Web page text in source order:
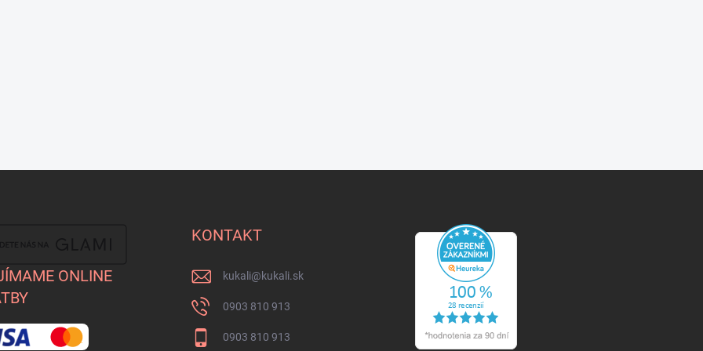
ONLINE
KONTAKT
kukali@kukali.sk
0903 810 913
0903 810 913